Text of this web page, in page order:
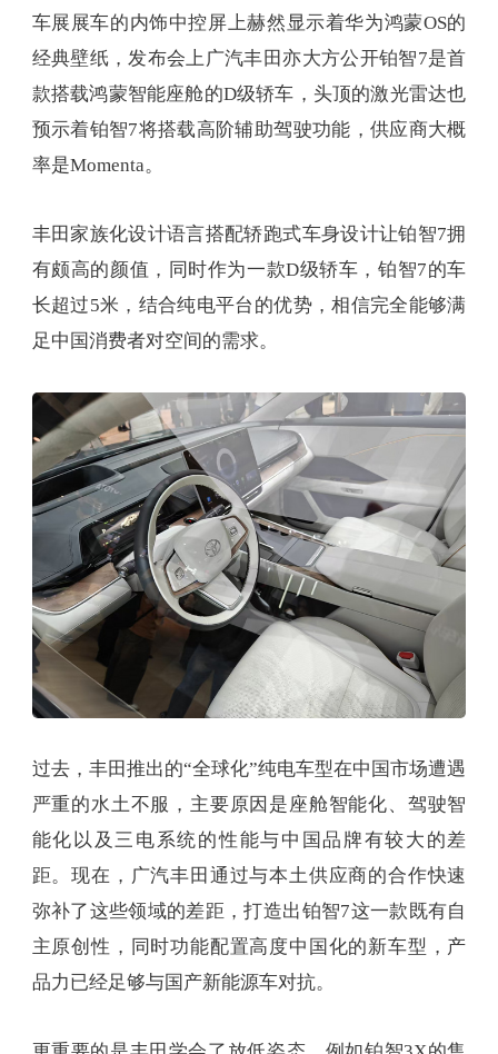
车展展车的内饰中控屏上赫然显示着华为鸿蒙OS的
经典壁纸，发布会上广汽丰田亦大方公开铂智7是首
款搭载鸿蒙智能座舱的D级轿车，头顶的激光雷达也
预示着铂智7将搭载高阶辅助驾驶功能，供应商大概
率是Momenta。
丰田家族化设计语言搭配轿跑式车身设计让铂智7拥
有颇高的颜值，同时作为一款D级轿车，铂智7的车
长超过5米，结合纯电平台的优势，相信完全能够满
足中国消费者对空间的需求。
过去，丰田推出的“全球化”纯电车型在中国市场遭遇
严重的水土不服，主要原因是座舱智能化、驾驶智
能化以及三电系统的性能与中国品牌有较大的差
距。现在，广汽丰田通过与本土供应商的合作快速
弥补了这些领域的差距，打造出铂智7这一款既有自
主原创性，同时功能配置高度中国化的新车型，产
品力已经足够与国产新能源车对抗。